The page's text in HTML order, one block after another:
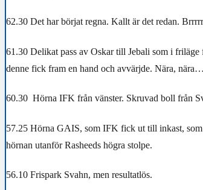
62.30 Det har börjat regna. Kallt är det redan.
61.30 Delikat pass av Oskar till Jebali som i
denne fick fram en hand och avvärjde. Nära, nära…
60.30 Hörna IFK från vänster. Skruvad boll från
57.25 Hörna GAIS, som IFK fick ut till inkast,
hörnan utanför Rasheeds högra stolpe.
56.10 Frispark Svahn, men resultatlös.